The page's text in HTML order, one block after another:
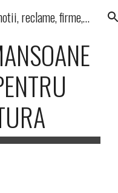
Skip to navigation
Preturi, oferte, anunturi, promotii, reclame, firme, produse, servicii